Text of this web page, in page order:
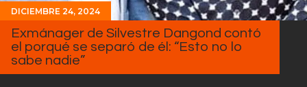
DICIEMBRE 24, 2024
Exmánager de Silvestre Dangond contó
el porqué se separó de él: “Esto no lo
sabe nadie”